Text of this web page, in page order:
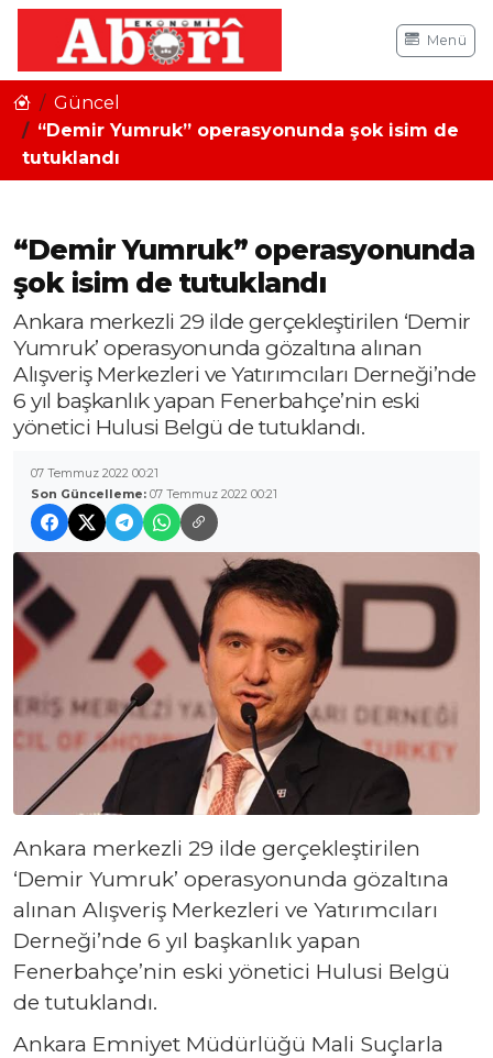
Menü
Güncel
“Demir Yumruk” operasyonunda şok isim de
tutuklandı
“Demir Yumruk” operasyonunda
şok isim de tutuklandı
Ankara merkezli 29 ilde gerçekleştirilen ‘Demir
Yumruk’ operasyonunda gözaltına alınan
Alışveriş Merkezleri ve Yatırımcıları Derneği’nde
6 yıl başkanlık yapan Fenerbahçe’nin eski
yönetici Hulusi Belgü de tutuklandı.
07 Temmuz 2022 00:21
Son Güncelleme: 07 Temmuz 2022 00:21
Ankara merkezli 29 ilde gerçekleştirilen
‘Demir Yumruk’ operasyonunda gözaltına
alınan Alışveriş Merkezleri ve Yatırımcıları
Derneği’nde 6 yıl başkanlık yapan
Fenerbahçe’nin eski yönetici Hulusi Belgü
de tutuklandı.
Ankara Emniyet Müdürlüğü Mali Suçlarla